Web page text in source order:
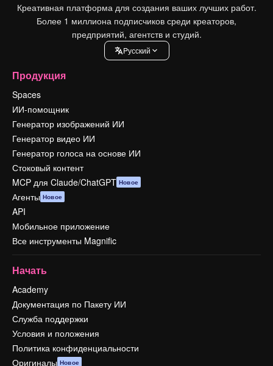
Креативная платформа для создания ваших лучших работ.
Более 1 миллиона подписчиков среди креаторов,
предприятий, агентств и студий.
Pусский
Продукция
Spaces
ИИ-помощник
Генератор изображений ИИ
Генератор видео ИИ
Генератор голоса на основе ИИ
Стоковый контент
MCP для Claude/ChatGPT Новое
Агенты Новое
API
Мобильное приложение
Все инструменты Magnific
Начать
Academy
Документация по Пакету ИИ
Служба поддержки
Условия и положения
Политика конфиденциальности
Оригиналы Новое